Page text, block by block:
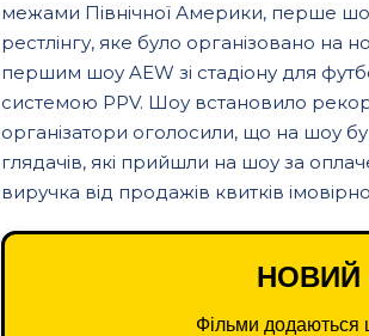
межами Північної Америки, перше
рестлінгу, яке було організовано на
першим шоу AEW зі стадіону для
системою PPV. Шоу встановило
організатори оголосили, що на шоу
глядачів, які прийшли на шоу за
виручка від продажів квитків
НОВИЙ
Фільми додаються